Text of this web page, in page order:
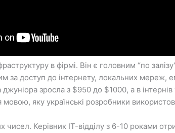
в фірмі. Він є головним “по
за доступ до інтернету, локальних мереж,
зросла з $950 до $1000, а в
яку українські розробники
чисел. Керівник IT-відділу з 6-10 роками